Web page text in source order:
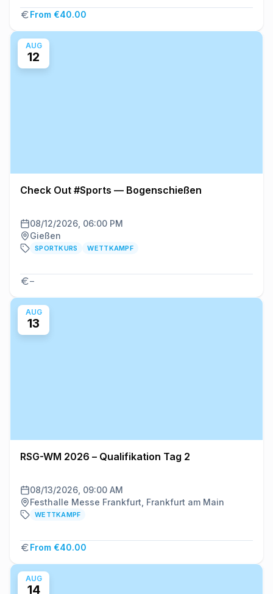
From €40.00
AUG
12
Check Out #Sports — Bogenschießen
08/12/2026, 06:00 PM
Gießen
SPORTKURS WETTKAMPF
–
AUG
13
RSG-WM 2026 – Qualifikation Tag 2
08/13/2026, 09:00 AM
Festhalle Messe Frankfurt, Frankfurt am Main
WETTKAMPF
From €40.00
AUG
14